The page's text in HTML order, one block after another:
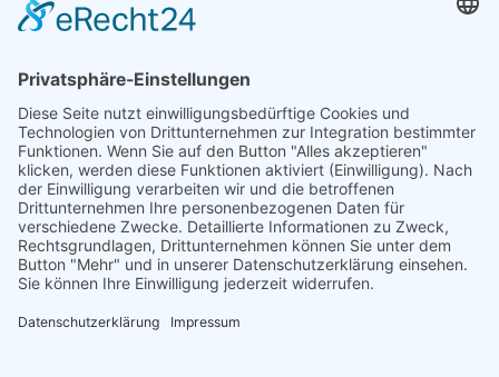
Herren
Herren 30
Unsere Jugend
Midcourt
Bambini
Juniorinnen 18
Knaben 15
Follow us
Facebook
RSS